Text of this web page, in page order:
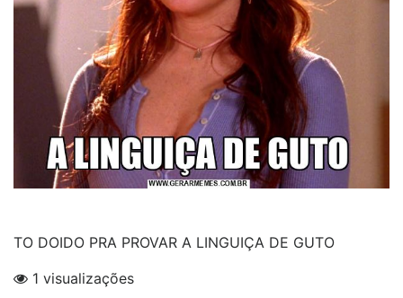
TO DOIDO PRA PROVAR A LINGUIÇA DE GUTO
1 visualizações